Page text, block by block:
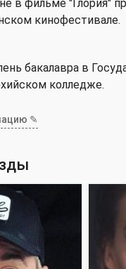
в фильме "Глория"
кинофестивале.
бакалавра в
колледже.
✎